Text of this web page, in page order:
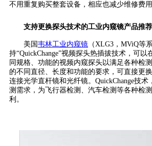
不用重复购买整套设备，相应也减少维修费用
支持更换探头技术的工业内窥镜产品推荐
美国 韦林工业内窥镜 （XLG3，MViQ等
持“QuickChange”视频探头热插拔技术，可以
同规格、功能的视频内窥探头以满足各种检
的不同直径、长度和功能的要求，可直接更
连接光学直杆镜和光纤镜。QuickChange技
测需求，为飞行器检测、汽车检测等各种检
利。